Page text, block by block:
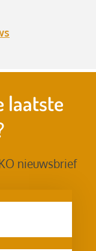
laatste
nieuwsbrief